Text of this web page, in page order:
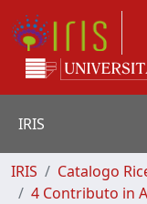
IRIS
IRIS
Catalogo
4 Contributo in